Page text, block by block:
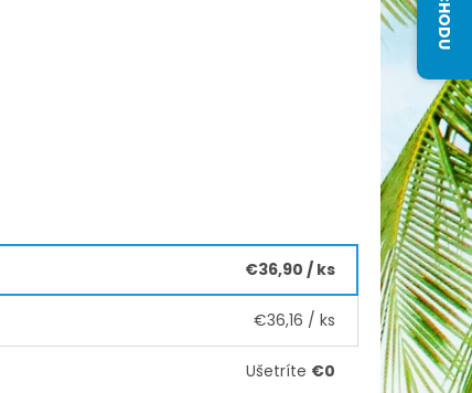
€36,90 / ks
€36,16 / ks
Ušetríte €0